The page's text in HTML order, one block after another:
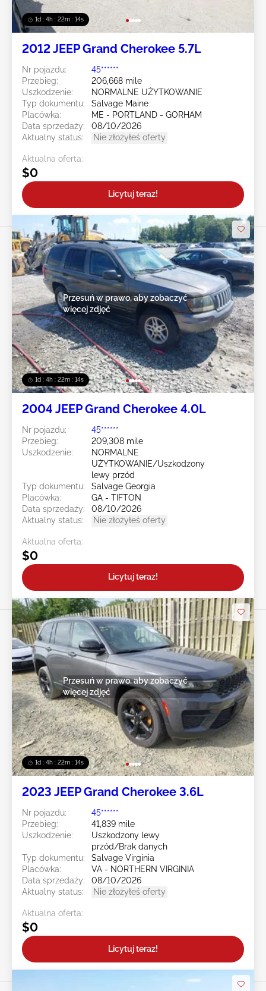
1d : 4h : 22m : 12s
2012 JEEP Grand Cherokee 5.7L
Nr pojazdu:
45******
Przebieg:
206,668 mile
Uszkodzenie:
NORMALNE UŻYTKOWANIE
Typ dokumentu:
Salvage Maine
Placówka:
ME - PORTLAND - GORHAM
Data sprzedaży:
08/10/2026
Aktualny status:
Nie złożyłeś oferty
Aktualna oferta:
$0
Licytuj teraz!
1d : 4h : 22m : 12s
Przesuń w prawo, aby zobaczyć
więcej zdjęć
2004 JEEP Grand Cherokee 4.0L
Nr pojazdu:
45******
Przebieg:
209,308 mile
Uszkodzenie:
NORMALNE
UŻYTKOWANIE/Uszkodzony
lewy przód
Typ dokumentu:
Salvage Georgia
Placówka:
GA - TIFTON
Data sprzedaży:
08/10/2026
Aktualny status:
Nie złożyłeś oferty
Aktualna oferta:
$0
Licytuj teraz!
1d : 4h : 22m : 12s
Przesuń w prawo, aby zobaczyć
więcej zdjęć
2023 JEEP Grand Cherokee 3.6L
Nr pojazdu:
45******
Przebieg:
41,839 mile
Uszkodzenie:
Uszkodzony lewy
przód/Brak danych
Typ dokumentu:
Salvage Virginia
Placówka:
VA - NORTHERN VIRGINIA
Data sprzedaży:
08/10/2026
Aktualny status:
Nie złożyłeś oferty
Aktualna oferta:
$0
Licytuj teraz!